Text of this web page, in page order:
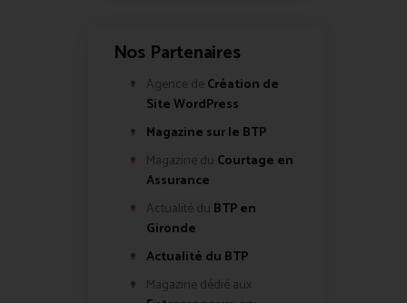
Nos Partenaires
Agence de Création de
Site WordPress
Magazine sur le BTP
Magazine du Courtage en
Assurance
Actualité du BTP en
Gironde
Actualité du BTP
Magazine dédié aux